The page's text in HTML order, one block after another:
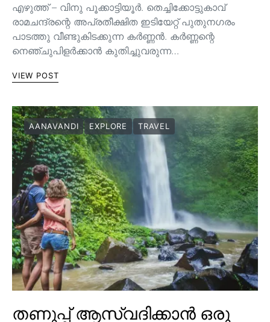
എഴുത്ത് – വിനു പൂക്കാട്ടിയൂർ. തെച്ചിക്കോട്ടുകാവ്
രാമചന്ദ്രന്റെ അപ്രതീക്ഷിത ഇടിയേറ്റ് പുതുനഗരം
പാടത്തു വീണ്ടുകിടക്കുന്ന കർണ്ണൻ. കർണ്ണന്റെ
നെഞ്ചുപിളർക്കാൻ കുതിച്ചുവരുന്ന…
VIEW POST
AANAVANDI EXPLORE TRAVEL
തണുപ്പ് ആസ്വദിക്കാൻ ഒരു